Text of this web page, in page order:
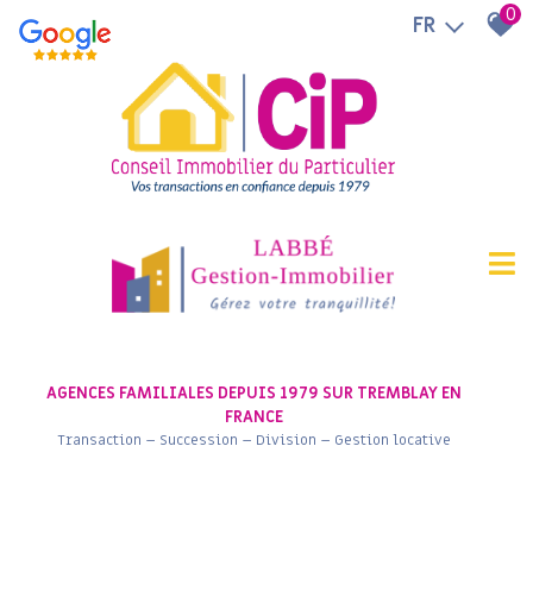
FR 0
AGENCES FAMILIALES DEPUIS 1979 SUR TREMBLAY EN
FRANCE
Transaction – Succession – Division – Gestion locative